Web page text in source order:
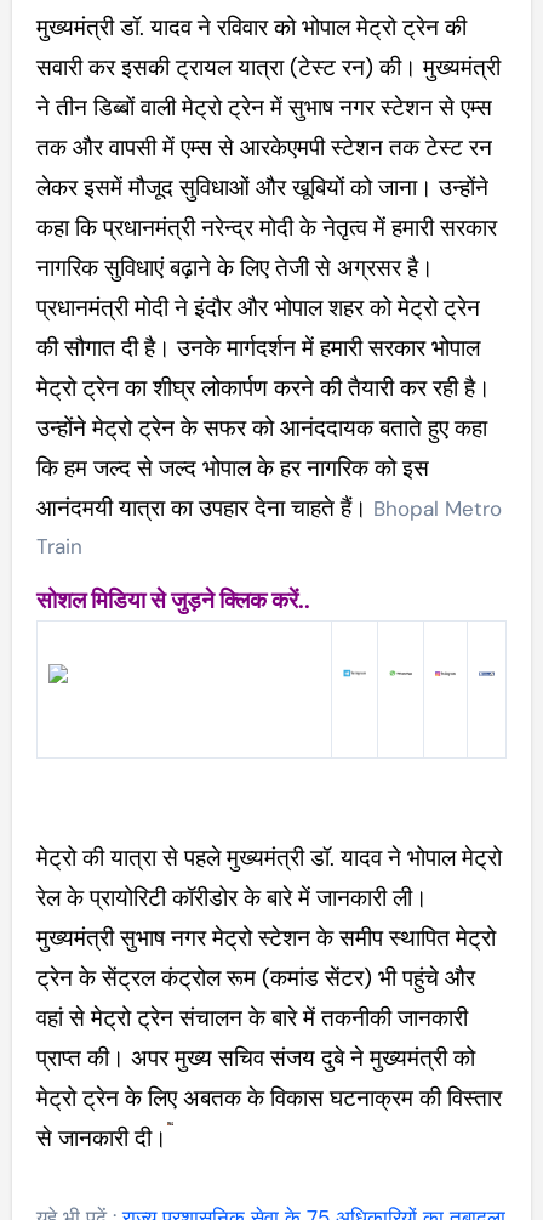
मुख्यमंत्री डॉ. यादव ने रविवार को भोपाल मेट्रो ट्रेन की
सवारी कर इसकी ट्रायल यात्रा (टेस्ट रन) की। मुख्यमंत्री
ने तीन डिब्बों वाली मेट्रो ट्रेन में सुभाष नगर स्टेशन से एम्स
तक और वापसी में एम्स से आरकेएमपी स्टेशन तक टेस्ट रन
लेकर इसमें मौजूद सुविधाओं और खूबियों को जाना। उन्होंने
कहा कि प्रधानमंत्री नरेन्द्र मोदी के नेतृत्व में हमारी सरकार
नागरिक सुविधाएं बढ़ाने के लिए तेजी से अग्रसर है।
प्रधानमंत्री मोदी ने इंदौर और भोपाल शहर को मेट्रो ट्रेन
की सौगात दी है। उनके मार्गदर्शन में हमारी सरकार भोपाल
मेट्रो ट्रेन का शीघ्र लोकार्पण करने की तैयारी कर रही है।
उन्होंने मेट्रो ट्रेन के सफर को आनंददायक बताते हुए कहा
कि हम जल्द से जल्द भोपाल के हर नागरिक को इस
आनंदमयी यात्रा का उपहार देना चाहते हैं। Bhopal Metro
Train
सोशल मिडिया से जुड़ने क्लिक करें..
मेट्रो की यात्रा से पहले मुख्यमंत्री डॉ. यादव ने भोपाल मेट्रो
रेल के प्रायोरिटी कॉरीडोर के बारे में जानकारी ली।
मुख्यमंत्री सुभाष नगर मेट्रो स्टेशन के समीप स्थापित मेट्रो
ट्रेन के सेंट्रल कंट्रोल रूम (कमांड सेंटर) भी पहुंचे और
वहां से मेट्रो ट्रेन संचालन के बारे में तकनीकी जानकारी
प्राप्त की। अपर मुख्य सचिव संजय दुबे ने मुख्यमंत्री को
मेट्रो ट्रेन के लिए अबतक के विकास घटनाक्रम की विस्तार
से जानकारी दी।